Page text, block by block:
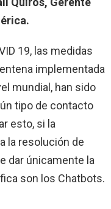
19, las medidas
implementada
mundial, han sido
tipo de contacto
esto, si la
la resolución de
dar únicamente la
son los Chatbots.